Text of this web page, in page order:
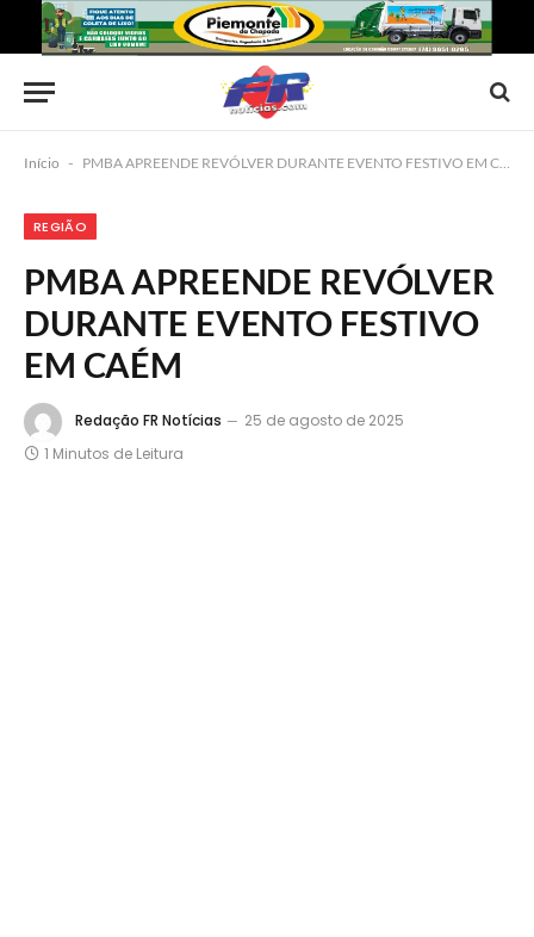
Início - PMBA APREENDE REVÓLVER DURANTE EVENTO FESTIVO EM CAÉM
REGIÃO
PMBA APREENDE REVÓLVER
DURANTE EVENTO FESTIVO
EM CAÉM
Redação FR Notícias
25 de agosto de 2025
1 Minutos de Leitura